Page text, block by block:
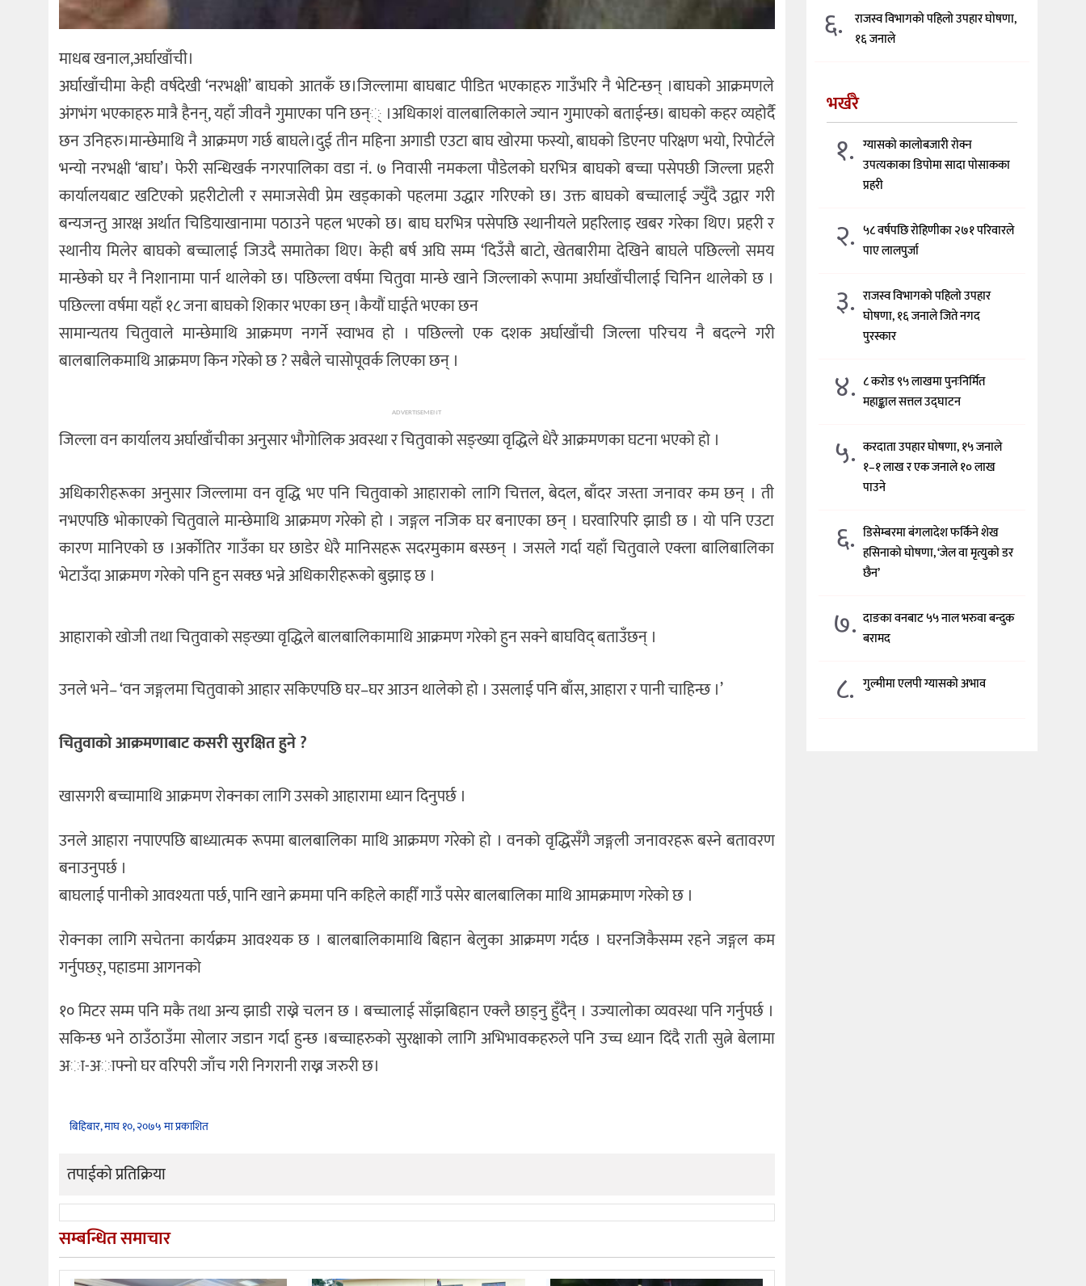
माधब खनाल,अर्घाखाँची।
अर्घाखाँचीमा केही वर्षदेखी ‘नरभक्षी’ बाघको आतकँ छ।जिल्लामा बाघबाट पीडित भएकाहरु गाउँभरि नै भेटिन्छन् ।बाघको आक्रमणले
अंगभंग भएकाहरु मात्रै हैनन्, यहाँ जीवनै गुमाएका पनि छन्् ।अधिकाशं वालबालिकाले ज्यान गुमाएको बताईन्छ। बाघको कहर व्यहोर्दै
छन उनिहरु।मान्छेमाथि नै आक्रमण गर्छ बाघले।दुई तीन महिना अगाडी एउटा बाघ खोरमा फस्यो, बाघको डिएनए परिक्षण भयो, रिपोर्टले
भन्यो नरभक्षी ‘बाघ’। फेरी सन्धिखर्क नगरपालिका वडा नं. ७ निवासी नमकला पौडेलको घरभित्र बाघको बच्चा पसेपछी जिल्ला प्रहरी
कार्यालयबाट खटिएको प्रहरीटोली र समाजसेवी प्रेम खड्काको पहलमा उद्धार गरिएको छ। उक्त बाघको बच्चालाई ज्युँदै उद्वार गरी
बन्यजन्तु आरक्ष अर्थात चिडियाखानामा पठाउने पहल भएको छ। बाघ घरभित्र पसेपछि स्थानीयले प्रहरिलाइ खबर गरेका थिए। प्रहरी र
स्थानीय मिलेर बाघको बच्चालाई जिउदै समातेका थिए। केही बर्ष अघि सम्म ‘दिउँसै बाटो, खेतबारीमा देखिने बाघले पछिल्लो समय
मान्छेको घर नै निशानामा पार्न थालेको छ। पछिल्ला वर्षमा चितुवा मान्छे खाने जिल्लाको रूपामा अर्घाखाँचीलाई चिनिन थालेको छ ।
पछिल्ला वर्षमा यहाँ १८ जना बाघको शिकार भएका छन् ।कैयौं घाईते भएका छन
सामान्यतय चितुवाले मान्छेमाथि आक्रमण नगर्ने स्वाभव हो । पछिल्लो एक दशक अर्घाखाँची जिल्ला परिचय नै बदल्ने गरी
बालबालिकमाथि आक्रमण किन गरेको छ ? सबैले चासोपूवर्क लिएका छन् ।
ADVERTISEMENT
जिल्ला वन कार्यालय अर्घाखाँचीका अनुसार भौगोलिक अवस्था र चितुवाको सङ्ख्या वृद्धिले धेरै आक्रमणका घटना भएको हो ।
अधिकारीहरूका अनुसार जिल्लामा वन वृद्धि भए पनि चितुवाको आहाराको लागि चित्तल, बेदल, बाँदर जस्ता जनावर कम छन् । ती
नभएपछि भोकाएको चितुवाले मान्छेमाथि आक्रमण गरेको हो । जङ्गल नजिक घर बनाएका छन् । घरवारिपरि झाडी छ । यो पनि एउटा
कारण मानिएको छ ।अर्कोतिर गाउँका घर छाडेर धेरै मानिसहरू सदरमुकाम बस्छन् । जसले गर्दा यहाँ चितुवाले एक्ला बालिबालिका
भेटाउँदा आक्रमण गरेको पनि हुन सक्छ भन्ने अधिकारीहरूको बुझाइ छ ।
आहाराको खोजी तथा चितुवाको सङ्ख्या वृद्धिले बालबालिकामाथि आक्रमण गरेको हुन सक्ने बाघविद् बताउँछन् ।
उनले भने– ‘वन जङ्गलमा चितुवाको आहार सकिएपछि घर–घर आउन थालेको हो । उसलाई पनि बाँस, आहारा र पानी चाहिन्छ ।’
चितुवाको आक्रमणाबाट कसरी सुरक्षित हुने ?
खासगरी बच्चामाथि आक्रमण रोक्नका लागि उसको आहारामा ध्यान दिनुपर्छ ।
उनले आहारा नपाएपछि बाध्यात्मक रूपमा बालबालिका माथि आक्रमण गरेको हो । वनको वृद्धिसँगै जङ्गली जनावरहरू बस्ने बतावरण
बनाउनुपर्छ ।
बाघलाई पानीको आवश्यता पर्छ, पानि खाने क्रममा पनि कहिले काहीँ गाउँ पसेर बालबालिका माथि आमक्रमाण गरेको छ ।
रोक्नका लागि सचेतना कार्यक्रम आवश्यक छ । बालबालिकामाथि बिहान बेलुका आक्रमण गर्दछ । घरनजिकैसम्म रहने जङ्गल कम
गर्नुपछर्, पहाडमा आगनको
१० मिटर सम्म पनि मकै तथा अन्य झाडी राख्ने चलन छ । बच्चालाई साँझबिहान एक्लै छाड्नु हुँदैन् । उज्यालोका व्यवस्था पनि गर्नुपर्छ ।
सकिन्छ भने ठाउँठाउँमा सोलार जडान गर्दा हुन्छ ।बच्चाहरुको सुरक्षाको लागि अभिभावकहरुले पनि उच्च ध्यान दिंदै राती सुत्ने बेलामा
अा-अाफ्नो घर वरिपरी जाँच गरी निगरानी राख्न जरुरी छ।
बिहिबार, माघ १०, २०७५ मा प्रकाशित
तपाईको प्रतिक्रिया
सम्बन्धित समाचार
६.
राजस्व विभागको पहिलो उपहार घोषणा,
१६ जनाले
भर्खरै
१. ग्यासको कालोबजारी रोक्न
उपत्यकाका डिपोमा सादा पोसाकका
प्रहरी
२. ५८ वर्षपछि रोहिणीका २७१ परिवारले
पाए लालपुर्जा
३. राजस्व विभागको पहिलो उपहार
घोषणा, १६ जनाले जिते नगद
पुरस्कार
४. ८ करोड ९५ लाखमा पुनःनिर्मित
महाङ्काल सत्तल उद्घाटन
५. करदाता उपहार घोषणा, १५ जनाले
१–१ लाख र एक जनाले १० लाख
पाउने
६. डिसेम्बरमा बंगलादेश फर्किने शेख
हसिनाको घोषणा, ‘जेल वा मृत्युको डर
छैन’
७. दाङका वनबाट ५५ नाल भरुवा बन्दुक
बरामद
८. गुल्मीमा एलपी ग्यासको अभाव